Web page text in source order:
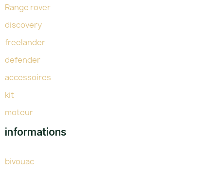
Range rover
discovery
freelander
defender
accessoires
kit
moteur
informations
bivouac